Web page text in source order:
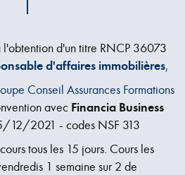
l'obtention d'un titre RNCP 36073
d'affaires immobilières,
Conseil Assurances Formations
avec Financia Business
12/2021 - codes NSF 313
tous les 15 jours. Cours les
1 semaine sur 2 de